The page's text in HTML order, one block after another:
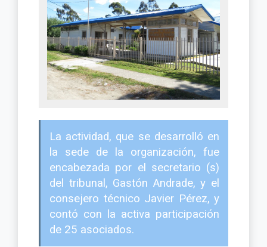
La actividad, que se desarrolló en
la sede de la organización, fue
encabezada por el secretario (s)
del tribunal, Gastón Andrade, y el
consejero técnico Javier Pérez, y
contó con la activa participación
de 25 asociados.